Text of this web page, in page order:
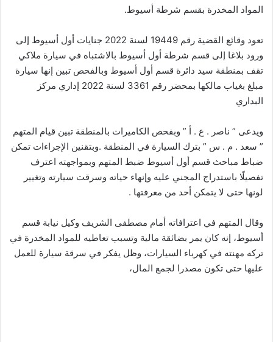
المواد المخدرة بقسم شرطة أسيوط.
تعود وقائع القضية رقم 19449 لسنة 2022 جنايات أول أسيوط إلى
ورود بلاغا إلى قسم شرطة أول أسيوط بالاشتباه في سيارة ملاكي
تقف بمنطقة سيد دائرة قسم أول أسيوط وبالفحص تبين إنها سيارة
مبلغ بغياب مالكها بمحضر رقم 3361 لسنة 2022 إداري مركز
البداري
ويدعى ” ناصر . ع . أ ” وبفحص الكاميرات بالمنطقة تبين قيام المتهم
” سعد . م . س ” بترك السيارة في المنطقة .وبتقنين الإجراءات تمكن
ضباط مباحث قسم أول أسيوط ضبط المتهم وبمواجهته اعترف
تفصيلًا باستدراج المجني عليه وإنهاء حياته وسرقت سيارته وتغيير
لونها حتى لا يتمكن أحد من معرفتها .
وقال المتهم في اعترافاته أمام مصطفى الشريف وكيل نيابة قسم
أسيوط، إنه كان يمر بضائقة مالية وتسبب تعاطيه للمواد المخدرة في
تركه مهنته في كهرباء السيارات، وظل يفكر في سرقة سيارة للعمل
عليها حتى تكون مصدرا لجمع المال،